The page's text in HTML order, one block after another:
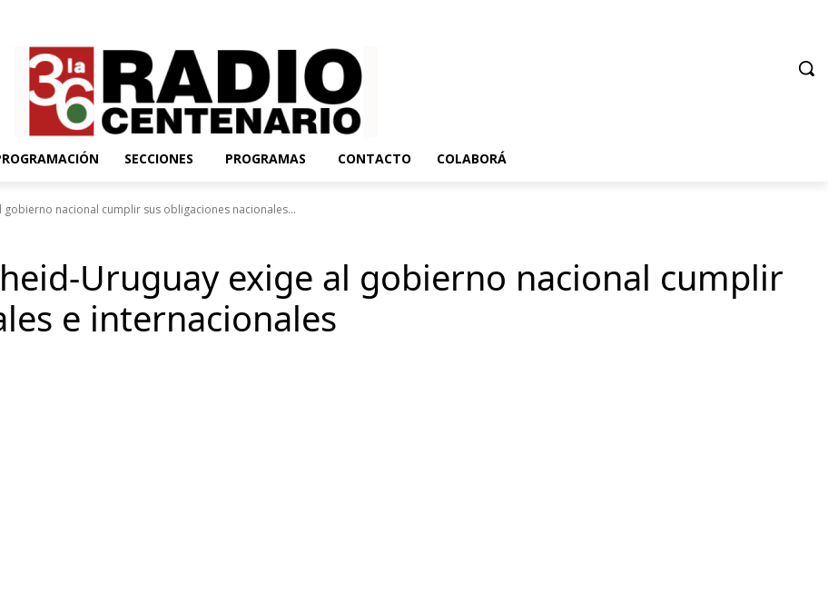
SECCIONES PROGRAMAS CONTACTO COLABORÁ
nacional cumplir sus obligaciones nacionales...
Uruguay exige al gobierno nacional cumplir
e internacionales